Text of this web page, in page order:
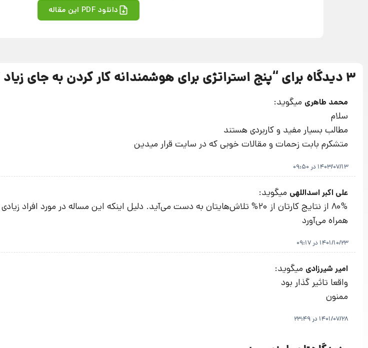
دانلود PDF این مقاله
3 دیدگاه برای “ پنج استراتژی برای هوشمندانه کار کردن به جای زیاد
محمد طاهری میگوید:
سلام
مطالب بسیار مفید و کاربردی هستند
متشکرم بابت زحمات و مقالات خوبی که در سایت قرار میدین
1403/07/13 در 09:50
علی اکبر اسداللهی میگوید:
۸۰% از نتایج کارتان از ۲۰% تلاش‌هایتان به دست می‌آید. دلیل اینکه این مساله در
همراه می‌آورد
1401/10/23 در 09:17
امیر شیرزادی میگوید:
واقعا تاثیر گذار بود
ممنون
1401/07/28 در 23:49